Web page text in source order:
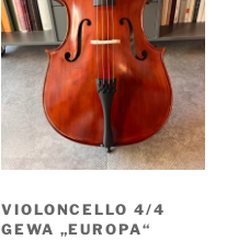
VIOLONCELLO 4/4
GEWA „EUROPA“